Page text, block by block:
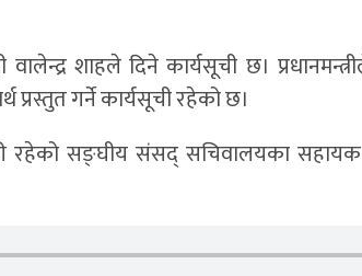
शाहले दिने कार्यसूची छ।
प्रस्तुत गर्ने कार्यसूची रहेको छ।
रहेको सङ्घीय संसद् सचिवालयका सहायक